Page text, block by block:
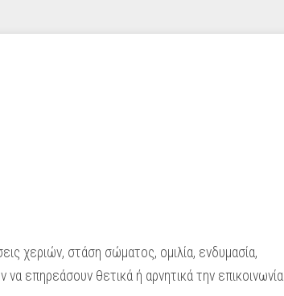
χεριών, στάση σώματος, ομιλία, ενδυμασία,
επηρεάσουν θετικά ή αρνητικά την επικοινωνία